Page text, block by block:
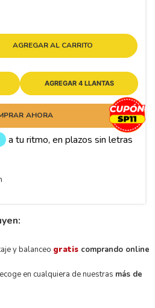
AGREGAR AL CARRITO
AGREGAR 4 LLANTAS
AHORA
y balanceo gratis comprando online
en cualquiera de nuestras más de